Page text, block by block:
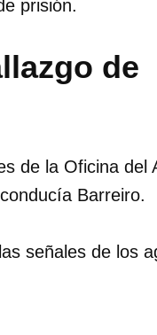
prisión.
de
de la Oficina del
Barreiro.
señales de los